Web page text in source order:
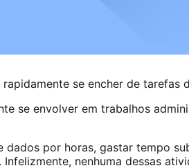
se encher de tarefas
se envolver em trabalhos
dados por horas, gastar tempo
nenhuma dessas